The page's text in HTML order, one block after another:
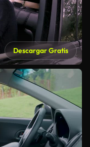
Descargar Gratis